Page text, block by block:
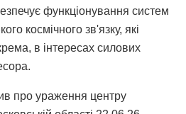
функціонування систем
космічного зв'язку, які
в інтересах силових
про ураження центру